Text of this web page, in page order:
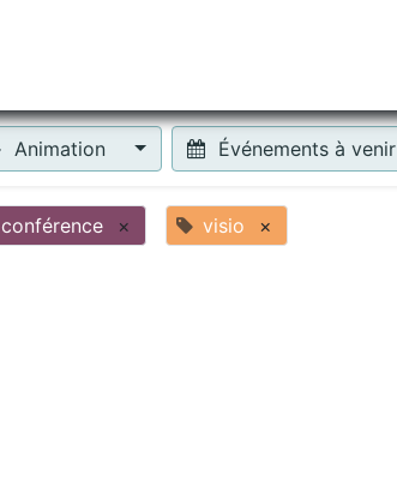
Animation Événements à venir
conférence × visio ×